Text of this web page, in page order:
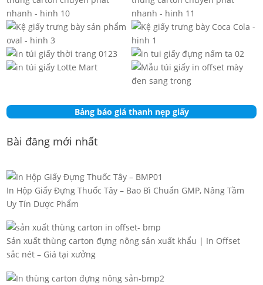
Bảng báo giá thanh nẹp giấy
Bài đăng mới nhất
In Hộp Giấy Đựng Thuốc Tây – Bao Bì Chuẩn GMP, Nâng Tầm
Uy Tín Dược Phẩm
Sản xuất thùng carton đựng nông sản xuất khẩu | In Offset
sắc nét – Giá tại xưởng